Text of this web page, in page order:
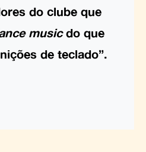
do clube que
musicdo que
de teclado”.